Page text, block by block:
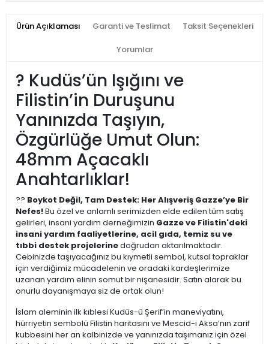
Ürün Açıklaması Garanti ve Teslimat Taksit Seçenekleri
Yorumlar
? Kudüs’ün Işığını ve
Filistin’in Duruşunu
Yanınızda Taşıyın,
Özgürlüğe Umut Olun:
48mm Açacaklı
Anahtarlıklar!
?? Boykot Değil, Tam Destek: Her Alışveriş Gazze’ye Bir
Nefes!Bu özel ve anlamlı serimizden elde edilen tüm satış
gelirleri, insani yardım derneğimizin Gazze ve Filistin'deki
insani yardım faaliyetlerine, acil gıda, temiz su ve
tıbbi destek projelerinedoğrudan aktarılmaktadır.
Cebinizde taşıyacağınız bu kıymetli sembol, kutsal topraklar
için verdiğimiz mücadelenin ve oradaki kardeşlerimize
uzanan yardım elinin somut bir nişanesidir. Satın alarak bu
onurlu dayanışmaya siz de ortak olun!
İslam aleminin ilk kıblesi Kudüs-ü Şerif’in maneviyatını,
hürriyetin sembolü Filistin haritasını ve Mescid-i Aksa’nın zarif
kubbesini her an kalbinizde ve yanınızda taşımanız için özel